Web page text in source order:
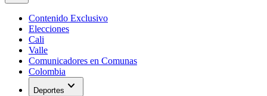
Contenido Exclusivo
Elecciones
Cali
Valle
Comunicadores en Comunas
Colombia
Deportes expand_more